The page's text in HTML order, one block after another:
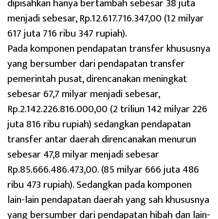
menjadi sebesar, Rp.12.617.716.347,00 (12 milyar
617 juta 716 ribu 347 rupiah).
Pada komponen pendapatan transfer khususnya
yang bersumber dari pendapatan transfer
pemerintah pusat, direncanakan meningkat
sebesar 67,7 milyar menjadi sebesar,
Rp.2.142.226.816.000,00 (2 triliun 142 milyar 226
juta 816 ribu rupiah) sedangkan pendapatan
transfer antar daerah direncanakan menurun
sebesar 47,8 milyar menjadi sebesar
Rp.85.666.486.473,00. (85 milyar 666 juta 486
ribu 473 rupiah). Sedangkan pada komponen
lain-lain pendapatan daerah yang sah khususnya
yang bersumber dari pendapatan hibah dan lain-